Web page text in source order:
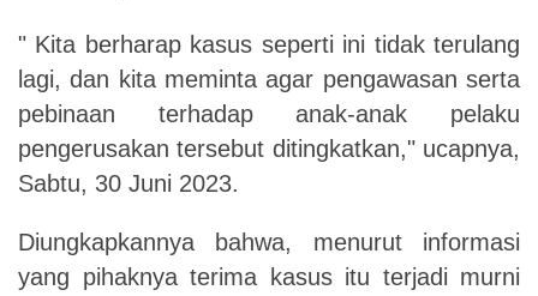
" Kita berharap kasus seperti ini tidak terulang
lagi, dan kita meminta agar pengawasan serta
pebinaan terhadap anak-anak pelaku
pengerusakan tersebut ditingkatkan," ucapnya,
Sabtu, 30 Juni 2023.
Diungkapkannya bahwa, menurut informasi
yang pihaknya terima kasus itu terjadi murni